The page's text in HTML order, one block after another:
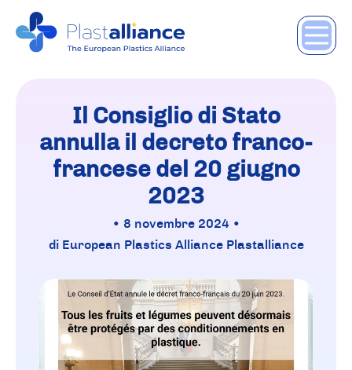
Il Consiglio di Stato
annulla il decreto franco-
francese del 20 giugno
2023
• 8 novembre 2024 •
di European Plastics Alliance Plastalliance